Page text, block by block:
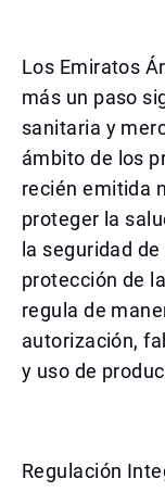
Los Emiratos
más un paso
sanitaria y
ámbito de los
recién emitida
proteger la
la seguridad
protección de
regula de
autorización,
y uso de
Regulación